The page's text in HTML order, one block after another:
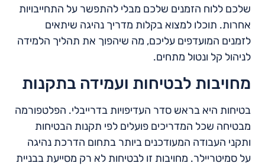
שלכם ללוח הזמנים שלכם מבלי להתפשר על התחייבויות
אחרות. תוכלו למצוא בקלות מדריך נהיגה שיתאים
לזמנים המועדפים עליכם, מה שיהפוך את תהליך הלמידה
לניהול קל ונטול מתחים.
מחויבות לבטיחות ועמידה בתקנות
בטיחות היא בראש סדר העדיפויות בדרייבלי. הפלטפורמה
מבטיחה שכל המדריכים פועלים לפי תקנות הבטיחות
ותקני העבודה המעודכנים ביותר בתחום הדרכת נהיגה
על סמיטריילר. מחויבות זו לבטיחות לא רק מסייעת בבניית